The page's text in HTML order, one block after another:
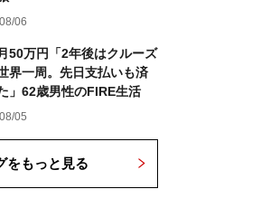
06
50万円「2年後はクルーズ
界一周。先日支払いも済
」62歳男性のFIRE生活
05
をもっと見る